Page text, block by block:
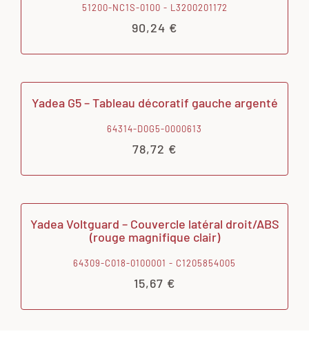
51200-NC1S-0100 - L3200201172
90,24 €
Yadea G5 – Tableau décoratif gauche argenté
64314-D0G5-0000613
78,72 €
Yadea Voltguard – Couvercle latéral droit/ABS
(rouge magnifique clair)
64309-C018-0100001 - C1205854005
15,67 €